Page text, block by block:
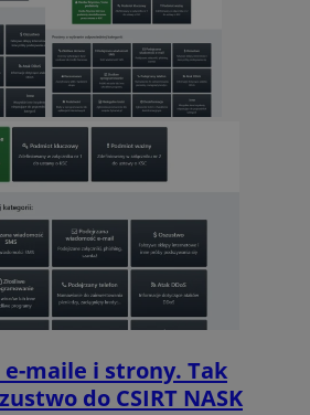
e-maile i strony. Tak
do CSIRT NASK